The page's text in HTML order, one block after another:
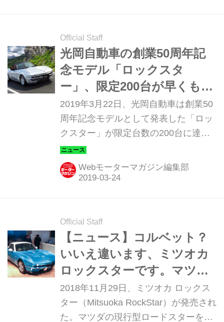
Official Staff
光岡自動車の創業50周年記
念モデル「ロックスタ
ー」、限定200台が早くも完
売！ もう新車じゃ買えな
い…？
2019年3月22日、光岡自動車は創業50
周年記念モデルとして発表した「ロッ
クスター」が限定台数の200台に達し
たので、注文の受け付けを終了すると
発表した。
Webモーターマガジン編集部
Official Staff
【ニュース】コルベット？
いいえ違います、ミツオカ
ロックスターです。マツダ
ロードスターベースの限定
車
2018年11月29日、ミツオカ ロックス
ター（Mitsuoka RockStar）が発売され
た。マツダの現行型ロードスターをベ